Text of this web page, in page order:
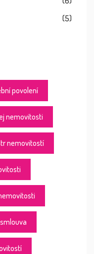
(5)
povolení
nemovitosti
nemovitostí